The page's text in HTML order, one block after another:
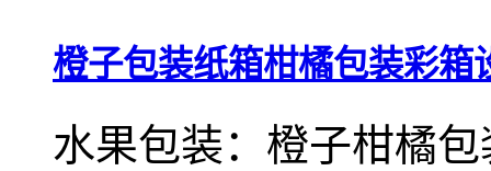
橙子包装纸箱柑橘包装彩箱
水果包装：橙子柑橘